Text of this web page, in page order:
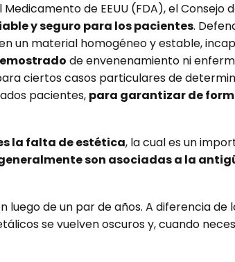
de EEUU (FDA), el Consejo
y seguro para los pacientes.
un material homogéneo y estable,
de envenenamiento ni
ciertos casos particulares de
pacientes, para garantizar de
la falta de estética, la cual es un
son asociadas a la
de un par de años. A diferencia de
se vuelven oscuros y, cuando